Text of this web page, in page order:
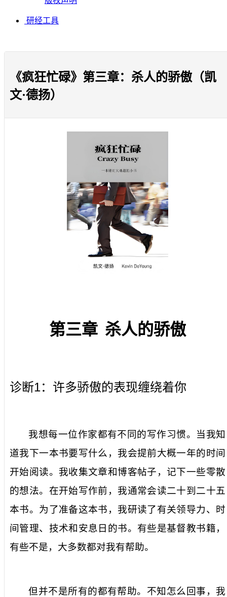
研经工具
《疯狂忙碌》第三章：杀人的骄傲（凯
文·德扬）
第三章 杀人的骄傲
诊断1：许多骄傲的表现缠绕着你
我想每一位作家都有不同的写作习惯。当我知
道我下一本书要写什么，我会提前大概一年的时间
开始阅读。我收集文章和博客帖子，记下一些零散
的想法。在开始写作前，我通常会读二十到二十五
本书。为了准备这本书，我研读了有关领导力、时
间管理、技术和安息日的书。有些是基督教书籍，
有些不是，大多数都对我有帮助。
但并不是所有的都有帮助。不知怎么回事，我